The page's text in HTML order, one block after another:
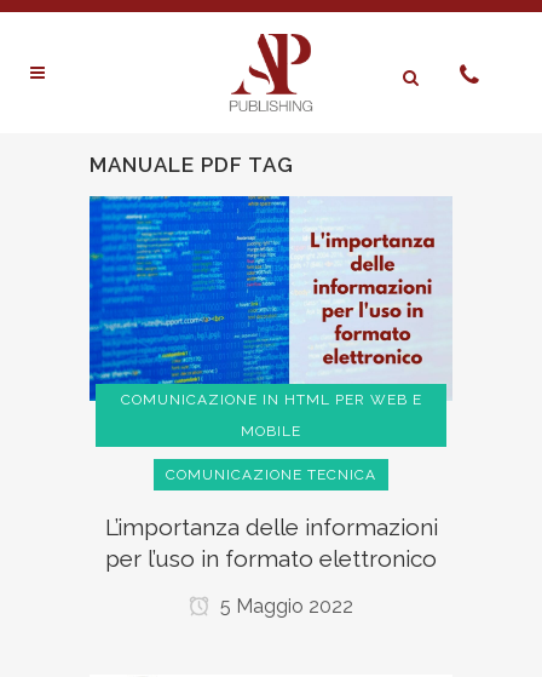
MANUALE PDF TAG
COMUNICAZIONE IN HTML PER WEB E
MOBILE
COMUNICAZIONE TECNICA
L’importanza delle informazioni
per l’uso in formato elettronico
5 Maggio 2022